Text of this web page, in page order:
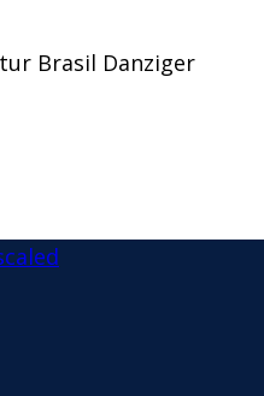
Brasil Danziger